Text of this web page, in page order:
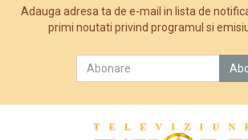
Adauga adresa ta de e-mail in lista de
primi noutati privind programul si